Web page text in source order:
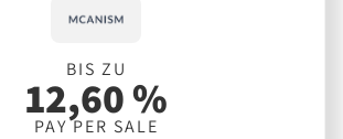
BIS ZU
12,60 %
PAY PER SALE